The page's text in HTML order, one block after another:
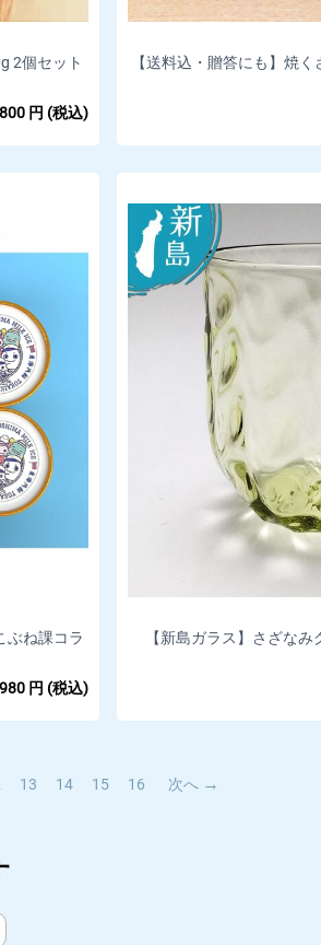
2個セット
円 (税込)
【送料込・贈答にも】焼
ね課コラ
ルクアイス
円 (税込)
【新島ガラス】さざな
13 14 15 16 次へ